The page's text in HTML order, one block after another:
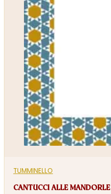
TUMMINELLO
CANTUCCI ALLE MANDORLE